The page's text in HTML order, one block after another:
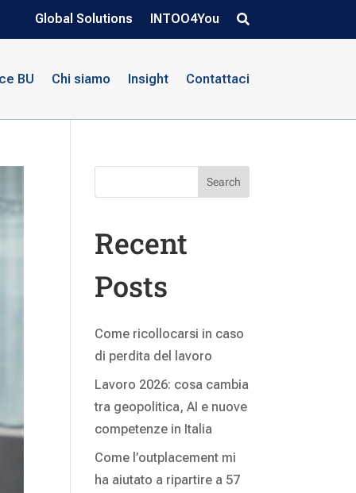
Global Solutions INTOO4You
BU Chi siamo Insight Contattaci
Search
Recent
Posts
Come ricollocarsi in caso
di perdita del lavoro
Lavoro 2026: cosa cambia
tra geopolitica, AI e nuove
competenze in Italia
Come l’outplacement mi
ha aiutato a ripartire a 57